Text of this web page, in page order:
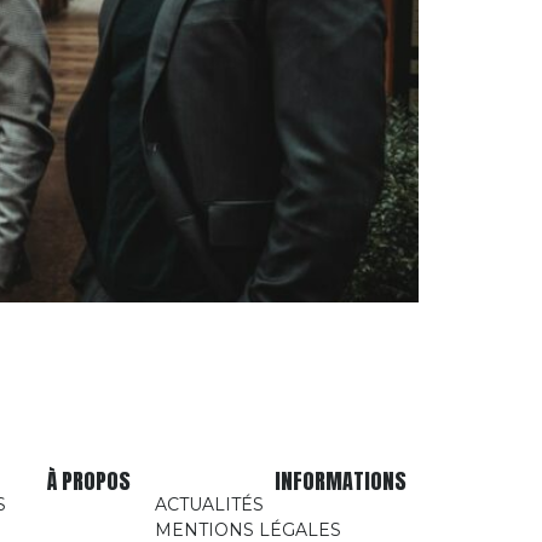
À PROPOS INFORMATIONS
ACTUALITÉS
MENTIONS LÉGALES